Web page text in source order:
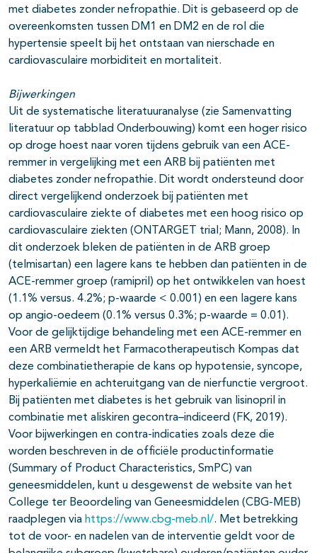
met diabetes zonder nefropathie. Dit is gebaseerd op de
overeenkomsten tussen DM1 en DM2 en de rol die
hypertensie speelt bij het ontstaan van nierschade en
cardiovasculaire morbiditeit en mortaliteit.
Bijwerkingen
Uit de systematische literatuuranalyse (zie Samenvatting
literatuur op tabblad Onderbouwing) komt een hoger risico
op droge hoest naar voren tijdens gebruik van een ACE-
remmer in vergelijking met een ARB bij patiënten met
diabetes zonder nefropathie. Dit wordt ondersteund door
direct vergelijkend onderzoek bij patiënten met
cardiovasculaire ziekte of diabetes met een hoog risico op
cardiovasculaire ziekten (ONTARGET trial; Mann, 2008). In
dit onderzoek bleken de patiënten in de ARB groep
(telmisartan) een lagere kans te hebben dan patiënten in de
ACE-remmer groep (ramipril) op het ontwikkelen van hoest
(1.1% versus. 4.2%; p-waarde < 0.001) en een lagere kans
op angio-oedeem (0.1% versus 0.3%; p-waarde = 0.01).
Voor de gelijktijdige behandeling met een ACE-remmer en
een ARB vermeldt het Farmacotherapeutisch Kompas dat
deze combinatietherapie de kans op hypotensie, syncope,
hyperkaliëmie en achteruitgang van de nierfunctie vergroot.
Bij patiënten met diabetes is het gebruik van lisinopril in
combinatie met aliskiren gecontra–indiceerd (FK, 2019).
Voor bijwerkingen en contra-indicaties zoals deze die
worden beschreven in de officiële productinformatie
(Summary of Product Characteristics, SmPC) van
geneesmiddelen, kunt u desgewenst de website van het
College ter Beoordeling van Geneesmiddelen (CBG-MEB)
raadplegen via https://www.cbg-meb.nl/. Met betrekking
tot de voor- en nadelen van de interventie geldt voor de